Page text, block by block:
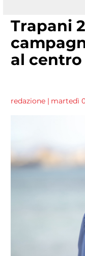
Trapani
al centro
redazione | martedì